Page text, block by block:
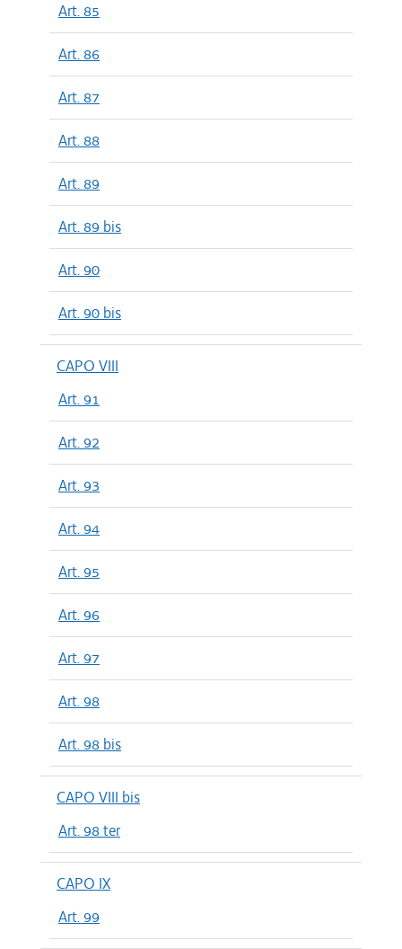
Art. 85
Art. 86
Art. 87
Art. 88
Art. 89
Art. 89 bis
Art. 90
Art. 90 bis
CAPO VIII
Art. 91
Art. 92
Art. 93
Art. 94
Art. 95
Art. 96
Art. 97
Art. 98
Art. 98 bis
CAPO VIII bis
Art. 98 ter
CAPO IX
Art. 99